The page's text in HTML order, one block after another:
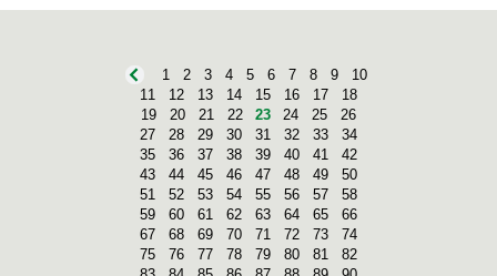
1 2 3 4 5 6 7 8 9
10
11
12 13 14 15 16 17
18
19
20 21 22 23 24 25
26
27
28 29 30 31 32 33
34
35
36 37 38 39 40 41
42
43
44 45 46 47 48 49
50
51
52 53 54 55 56 57
58
59
60 61 62 63 64 65
66
67
68 69 70 71 72 73
74
75
76 77 78 79 80 81
82